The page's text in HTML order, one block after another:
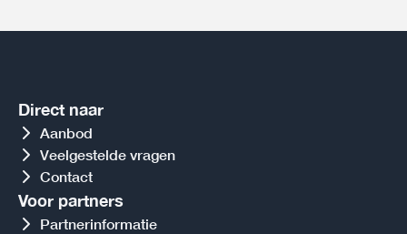
Direct naar
Aanbod
Veelgestelde vragen
Contact
Voor partners
Partnerinformatie